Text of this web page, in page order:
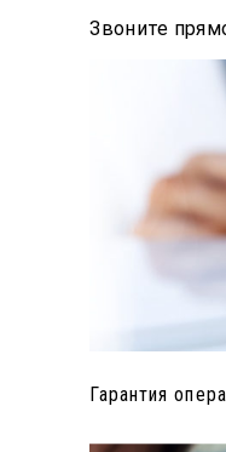
Звоните
Гарантия